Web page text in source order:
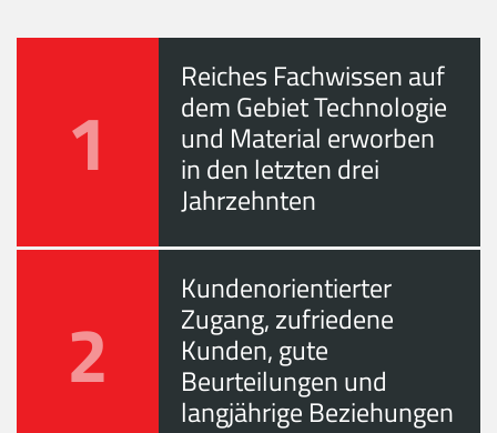
1
Reiches Fachwissen auf
dem Gebiet Technologie
und Material erworben
in den letzten drei
Jahrzehnten
2
Kundenorientierter
Zugang, zufriedene
Kunden, gute
Beurteilungen und
langjährige Beziehungen